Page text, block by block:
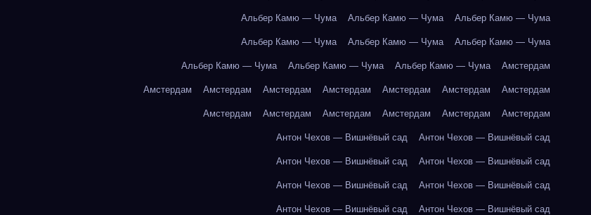
Альбер Камю — Чума Альбер Камю — Чума Альбер Камю — Чума
Альбер Камю — Чума Альбер Камю — Чума Альбер Камю — Чума
Альбер Камю — Чума Альбер Камю — Чума Альбер Камю — Чума Амстердам
Амстердам Амстердам Амстердам Амстердам Амстердам Амстердам Амстердам
Амстердам Амстердам Амстердам Амстердам Амстердам Амстердам
Антон Чехов — Вишнёвый сад Антон Чехов — Вишнёвый сад
Антон Чехов — Вишнёвый сад Антон Чехов — Вишнёвый сад
Антон Чехов — Вишнёвый сад Антон Чехов — Вишнёвый сад
Антон Чехов — Вишнёвый сад Антон Чехов — Вишнёвый сад